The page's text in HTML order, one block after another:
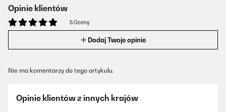
Opinie klientów
5 Oceny
Dodaj Twoje opinie
Nie ma komentarzy do tego artykułu.
Opinie klientów z innych krajów